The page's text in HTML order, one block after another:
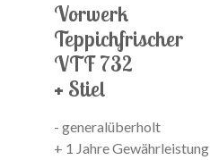
Vorwerk
Teppichfrischer
VTF 732
+ Stiel
- generalüberholt
+ 1 Jahre Gewährleistung